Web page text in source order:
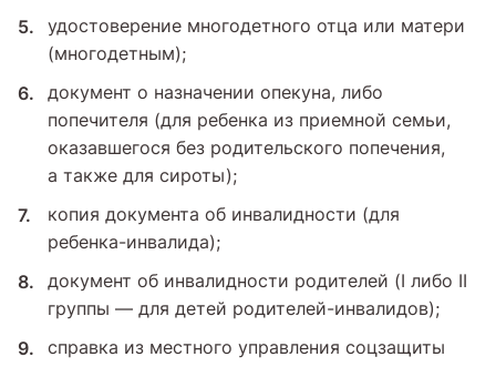
удостоверение многодетного отца или матери
(многодетным);
документ о назначении опекуна, либо
попечителя (для ребенка из приемной семьи,
оказавшегося без родительского попечения,
а также для сироты);
копия документа об инвалидности (для
ребенка-инвалида);
документ об инвалидности родителей (I либо II
группы — для детей родителей-инвалидов);
справка из местного управления соцзащиты